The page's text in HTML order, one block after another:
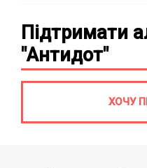
Підтримати
"Антидот"
ХОЧУ